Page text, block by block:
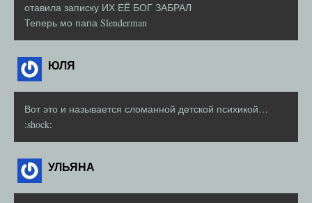
отавила записку ИХ ЕЁ БОГ ЗАБРАЛ
Теперь мо папа Slenderman
ЮЛЯ
Вот это и называется сломанной детской психикой…
:shock:
УЛЬЯНА